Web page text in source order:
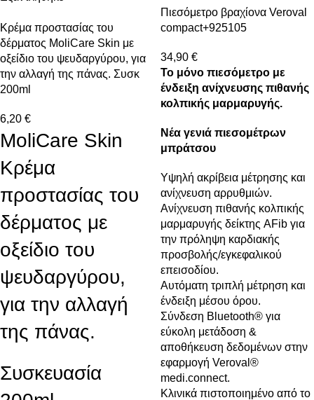
Κρέμα προστασίας του
δέρματος MoliCare Skin με
οξείδιο του ψευδαργύρου, για
την αλλαγή της πάνας. Συσκ
200ml
6,20 €
MoliCare Skin
Κρέμα
προστασίας του
δέρματος με
οξείδιο του
ψευδαργύρου,
για την αλλαγή
της πάνας.
Συσκευασία
Πιεσόμετρο βραχίονα Veroval
compact+925105
34,90 €
Το μόνο πιεσόμετρο με
ένδειξη ανίχνευσης πιθανής
κολπικής μαρμαρυγής.
Νέα γενιά πιεσομέτρων
μπράτσου
Υψηλή ακρίβεια μέτρησης και
ανίχνευση αρρυθμιών.
Ανίχνευση πιθανής κολπικής
μαρμαρυγής δείκτης AFib για
την πρόληψη καρδιακής
προσβολής/εγκεφαλικού
επεισοδίου.
Αυτόματη τριπλή μέτρηση και
ένδειξη μέσου όρου.
Σύνδεση Bluetooth® για
εύκολη μετάδοση &
αποθήκευση δεδομένων στην
εφαρμογή Veroval®
medi.connect.
Κλινικά πιστοποιημένο από το